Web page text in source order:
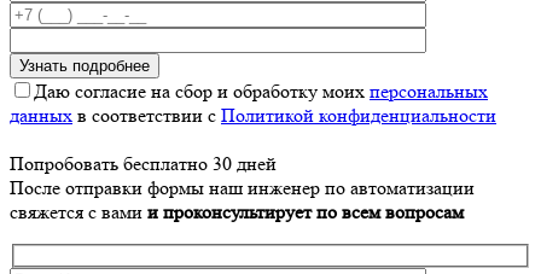
Даю согласие на сбор и обработку моих персональных
данных в соответствии с Политикой конфиденциальности
Попробовать бесплатно 30 дней
После отправки формы наш инженер по автоматизации
свяжется с вами и проконсультирует по всем вопросам